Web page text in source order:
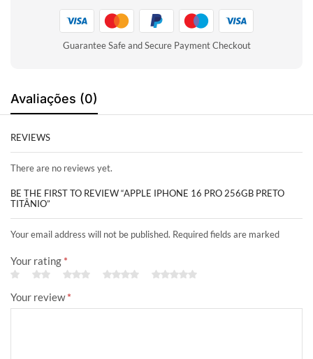
Guarantee Safe and Secure Payment Checkout
Avaliações (0)
REVIEWS
There are no reviews yet.
BE THE FIRST TO REVIEW “APPLE IPHONE 16 PRO 256GB PRETO
TITÂNIO”
Your email address will not be published. Required fields are marked
Your rating *
Your review*